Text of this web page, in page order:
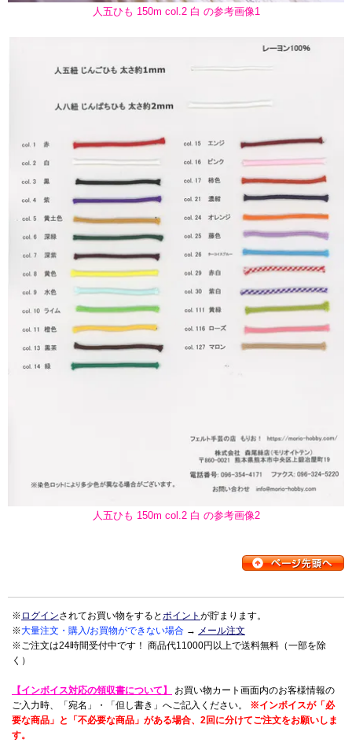
人五ひも 150m col.2 白 の参考画像1
人五ひも 150m col.2 白 の参考画像2
※ ログインされてお買い物をするとポイント が貯まります。
※大量注文・購入/お買物ができない場合 → メール注文
※ご注文は24時間受付中です！ 商品代11000円以上で送料無料（一部を除
く）
【インボイス対応の領収書について】
お買い物カート画面内のお客様情報の
ご入力時、「宛名」・「但し書き」へご記入ください。 ※インボイスが「必
要な商品」と「不必要な商品」がある場合、2回に分けてご注文をお願いしま
す。